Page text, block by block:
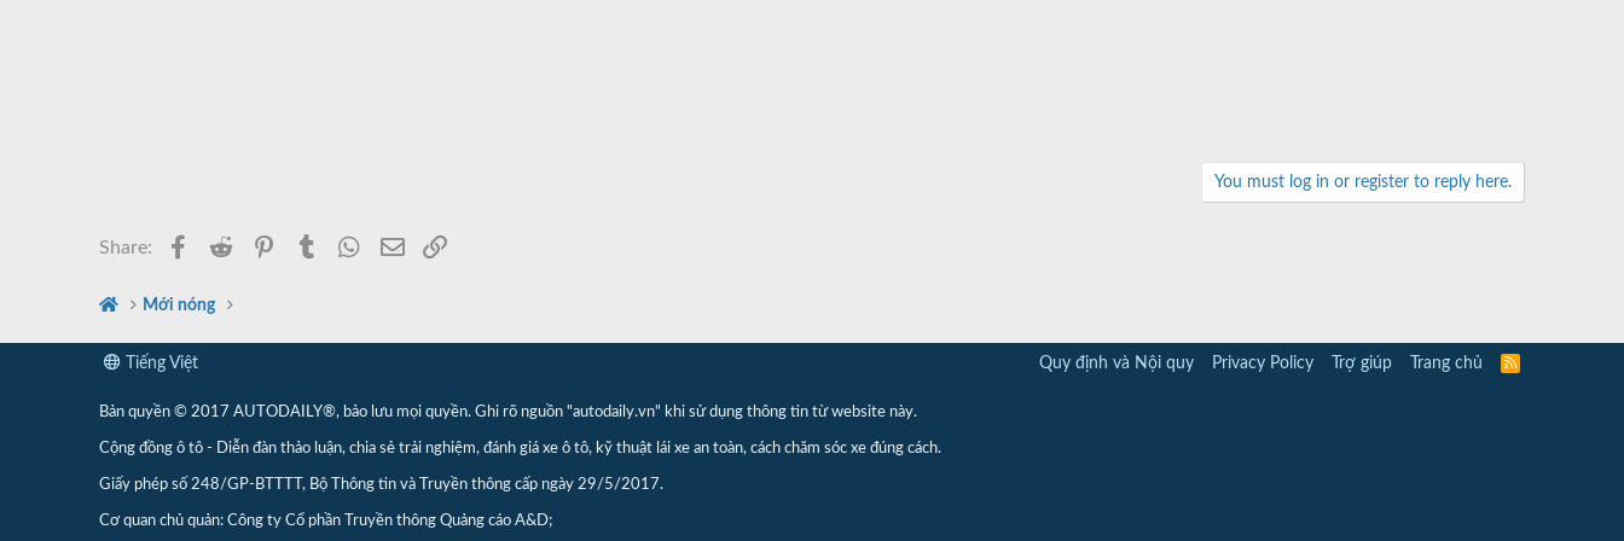
You must log in or register to reply here.
Share: Facebook
Reddit Pinterest
Tumblr WhatsApp
Email
Mới nóng
Tiếng Việt Quy định và Nội quy Privacy Policy Trợ giúp Trang chủ
R
Bản quyền © 2017 AUTODAILY®, bảo lưu mọi quyền. Ghi rõ nguồn "autodaily.vn" khi sử dụng thông tin từ website này.
Cộng đồng ô tô - Diễn đàn thảo luận, chia sẻ trải nghiệm, đánh giá xe ô tô, kỹ thuật lái xe an toàn, cách chăm sóc xe đúng cách.
Giấy phép số 248/GP-BTTTT, Bộ Thông tin và Truyền thông cấp ngày 29/5/2017.
Cơ quan chủ quản: Công ty Cổ phần Truyền thông Quảng cáo A&D;